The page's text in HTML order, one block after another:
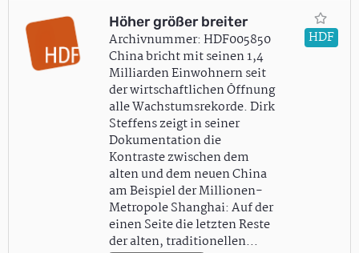
Höher größer breiter
Archivnummer: HDF005850
China bricht mit seinen 1,4
Milliarden Einwohnern seit
der wirtschaftlichen Öffnung
alle Wachstumsrekorde. Dirk
Steffens zeigt in seiner
Dokumentation die
Kontraste zwischen dem
alten und dem neuen China
am Beispiel der Millionen-
Metropole Shanghai: Auf der
einen Seite die letzten Reste
der alten, traditionellen…
HDF